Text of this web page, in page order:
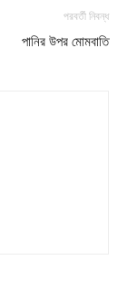
পরবর্তী নিবন্ধ
পানির উপর মোমবাতি